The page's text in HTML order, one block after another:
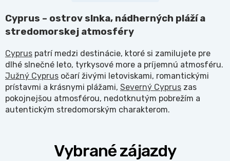
Cyprus – ostrov slnka, nádherných pláží a
stredomorskej atmosféry
Cyprus patrí medzi destinácie, ktoré si zamilujete pre
dlhé slnečné leto, tyrkysové more a príjemnú atmosféru.
Južný Cyprus očarí živými letoviskami, romantickými
prístavmi a krásnymi plážami, Severný Cyprus zas
pokojnejšou atmosférou, nedotknutým pobrežím a
autentickým stredomorským charakterom.
Vybrané zájazdy